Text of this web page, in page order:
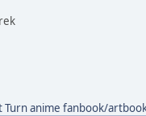
Turn anime fanbook/